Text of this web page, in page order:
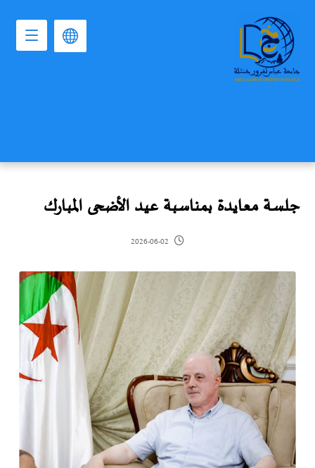
جلسة معايدة بمناسبة عيد الأضحى المبارك
2026-06-02